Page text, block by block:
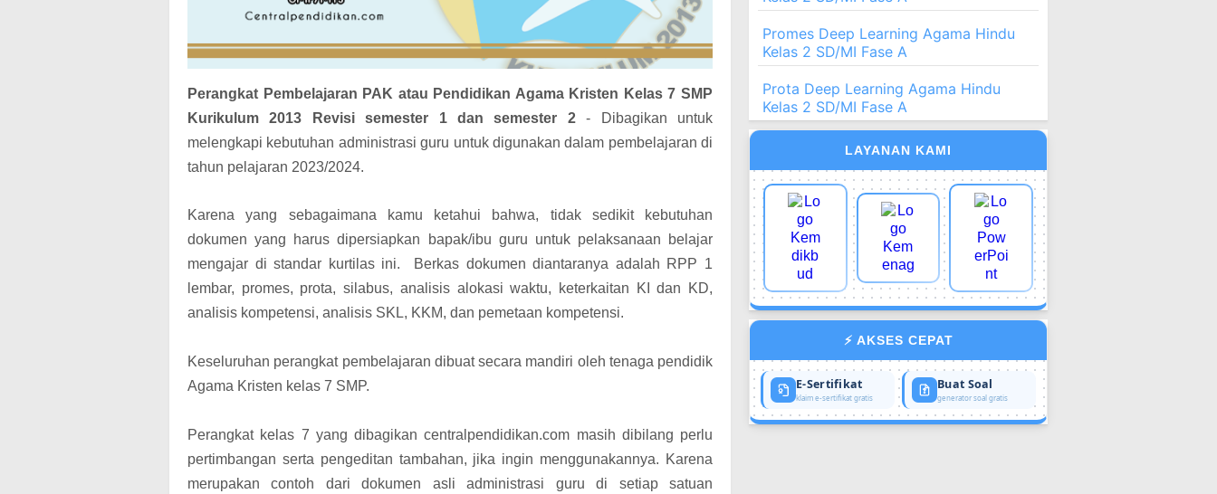
Perangkat Pembelajaran PAK atau Pendidikan Agama Kristen Kelas 7 SMP
Kurikulum 2013 Revisi semester 1 dan semester 2- Dibagikan
untuk
melengkapi kebutuhan administrasi guru untuk digunakan dalam pembelajaran di
tahun pelajaran 2023/2024.
Karena yang sebagaimana kamu ketahui bahwa, tidak sedikit kebutuhan
dokumen yang harus dipersiapkan bapak/ibu guru untuk pelaksanaan belajar
mengajar di standar kurtilas ini.
Berkas dokumen diantaranya adalah RPP 1
lembar, promes, prota, silabus, analisis alokasi waktu, keterkaitan KI dan KD,
analisis kompetensi, analisis SKL, KKM, dan pemetaan kompetensi.
Keseluruhan perangkat pembelajaran dibuat secara mandiri oleh tenaga pendidik
Agama Kristen kelas 7 SMP.
Perangkat kelas 7 yang dibagikan centralpendidikan.com masih dibilang perlu
pertimbangan serta pengeditan tambahan, jika ingin menggunakannya. Karena
merupakan contoh dari dokumen asli administrasi guru di setiap satuan
Promes Deep Learning Agama Hindu
Kelas 2 SD/MI Fase A
Prota Deep Learning Agama Hindu
Kelas 2 SD/MI Fase A
LAYANAN KAMI
⚡ AKSES CEPAT
E-Sertifikat
klaim e-sertifikat gratis
Buat Soal
generator soal gratis